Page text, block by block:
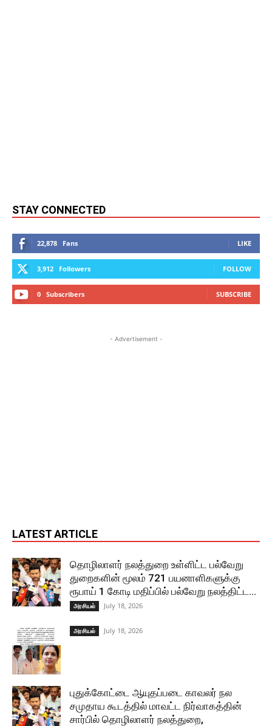
STAY CONNECTED
22,878 Fans LIKE
3,912 Followers FOLLOW
0 Subscribers SUBSCRIBE
- Advertisement -
LATEST ARTICLE
தொழிலாளர் நலத்துறை உள்ளிட்ட பல்வேறு
துறைகளின் மூலம் 721 பயனாளிகளுக்கு
ரூபாய் 1 கோடி மதிப்பில் பல்வேறு நலத்திட்ட...
அரசியல் July 18, 2026
அரசியல் July 18, 2026
புதுக்கோட்டை ஆயுதப்படை காவலர் நல
சமுதாய கூடத்தில் மாவட்ட நிர்வாகத்தின்
சார்பில் தொழிலாளர் நலத்துறை,